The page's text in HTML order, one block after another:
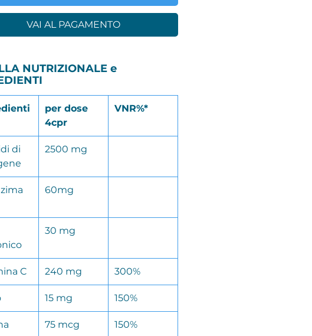
VAI AL PAGAMENTO
NUTRIZIONALE e
per dose
4cpr
VNR%*
di
2500 mg
60mg
30 mg
C 240 mg 300%
15 mg 150%
75 mcg
150%